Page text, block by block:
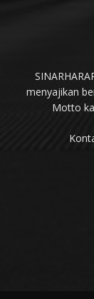
menyajikan
Motto